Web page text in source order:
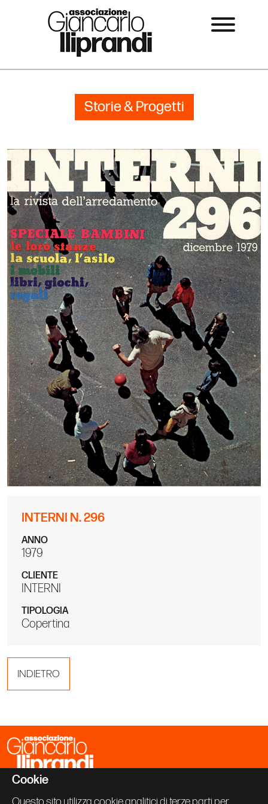
Cookie
Storie & Progetti
INTERNI N. 296
ANNO
1979
CLIENTE
INTERNI
TIPOLOGIA
Copertina
INDIETRO
Associazione Giancarlo Iliprandi